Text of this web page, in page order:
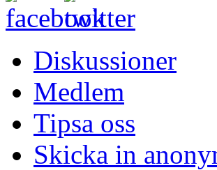
Diskussioner
Medlem
Tipsa oss
Skicka in